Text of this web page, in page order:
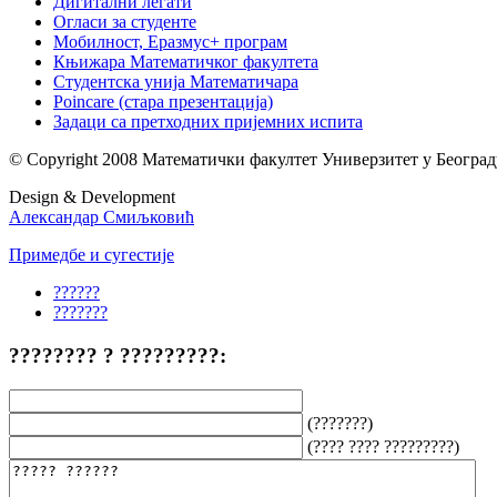
Огласи за студенте
Мобилност, Еразмус+ програм
Књижара Математичког факултета
Студентска унија Математичара
Poincare (стара презентација)
Задаци са претходних пријемних испита
© Copyright 2008 Математички факултет Универзитет у
Design & Development
Александар Смиљковић
Примедбе и сугестије
??????
???????
???????? ? ?????????:
(???????)
(???? ???? ?????????)